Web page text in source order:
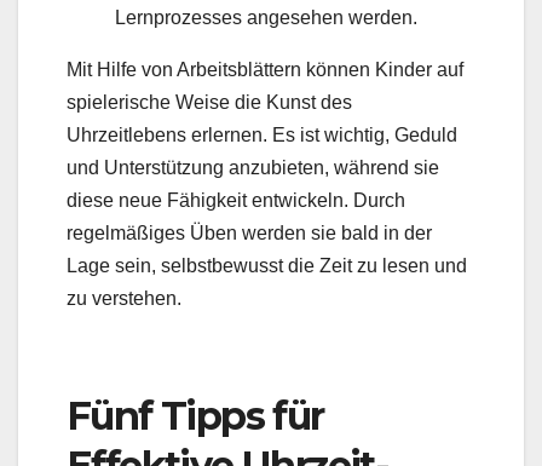
Lernprozesses angesehen werden.
Mit Hilfe von Arbeitsblättern können Kinder auf
spielerische Weise die Kunst des
Uhrzeitlebens erlernen. Es ist wichtig, Geduld
und Unterstützung anzubieten, während sie
diese neue Fähigkeit entwickeln. Durch
regelmäßiges Üben werden sie bald in der
Lage sein, selbstbewusst die Zeit zu lesen und
zu verstehen.
Fünf Tipps für